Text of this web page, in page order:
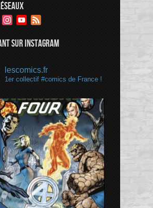
TwitterInstagramYouTube
SUR INSTAGRAM
lescomics.fr
1er collectif #comics de France !